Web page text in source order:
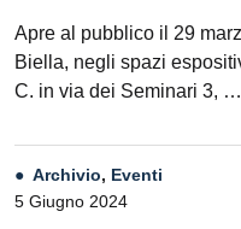
Apre al pubblico il 29
Biella, negli spazi
C. in via dei Seminari 3, …
Archivio, Eventi
5 Giugno 2024